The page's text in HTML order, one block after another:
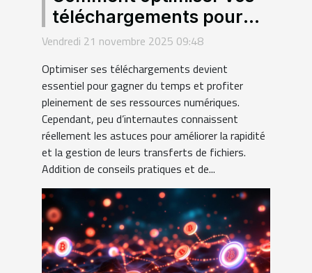
téléchargements pour
une efficacité maximale ?
Vendredi 21 novembre 2025 09:48
Optimiser ses téléchargements devient
essentiel pour gagner du temps et profiter
pleinement de ses ressources numériques.
Cependant, peu d’internautes connaissent
réellement les astuces pour améliorer la rapidité
et la gestion de leurs transferts de fichiers.
Addition de conseils pratiques et de...